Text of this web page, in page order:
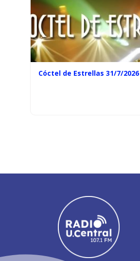
Cóctel de Estrellas 31/7/2026